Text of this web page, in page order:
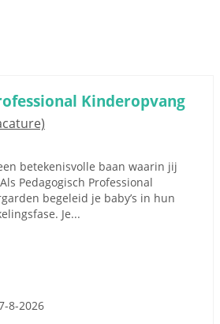
Kinderopvang
betekenisvolle baan waarin jij
Pedagogisch Professional
begeleid je baby’s in hun
Je...
8-2026